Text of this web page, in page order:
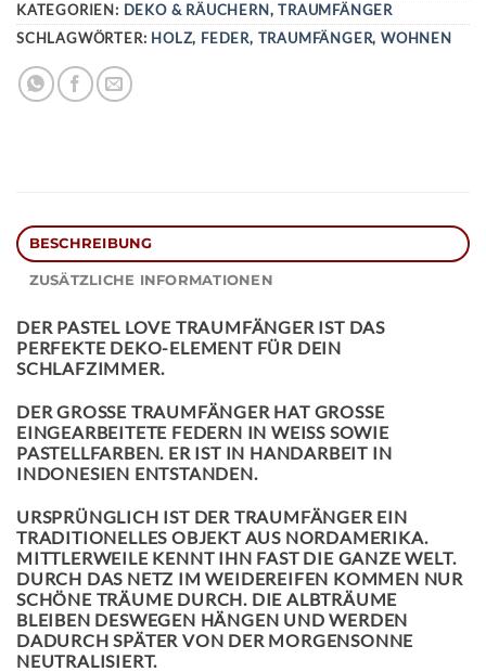
KATEGORIEN: DEKO & RÄUCHERN,TRAUMFÄNGER
SCHLAGWÖRTER: HOLZ, FEDER, TRAUMFÄNGER,WOHNEN
BESCHREIBUNG
ZUSÄTZLICHE INFORMATIONEN
DER PASTEL LOVE TRAUMFÄNGER IST DAS
PERFEKTE DEKO-ELEMENT FÜR DEIN
SCHLAFZIMMER.
DER GROSSE TRAUMFÄNGER HAT GROSSE EI
NGEARBEITETE FEDERN IN WEISS SOWIE PAS
TELLFARBEN. ER IST IN HANDARBEIT IN IND
ONESIEN ENTSTANDEN.
URSPRÜNGLICH IST DER TRAUMFÄNGER EIN
TRADITIONELLES OBJEKT AUS NORDAMERIKA.
MITTLERWEILE KENNT IHN FAST DIE GANZE WELT.
DURCH DAS NETZ IM WEIDEREIFEN KOMMEN NUR
SCHÖNE TRÄUME DURCH. DIE ALBTRÄUME
BLEIBEN DESWEGEN HÄNGEN UND WERDEN
DADURCH SPÄTER VON DER MORGENSONNE
NEUTRALISIERT.